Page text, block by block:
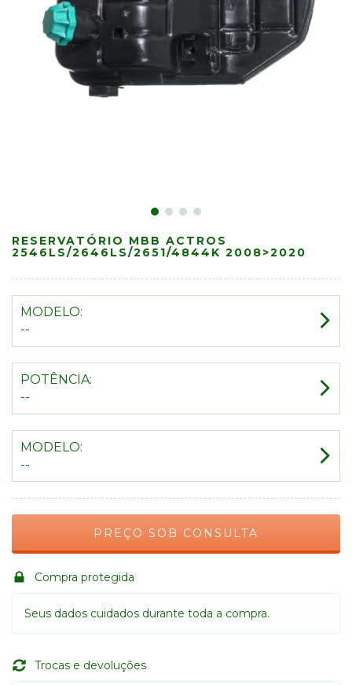
RESERVATÓRIO MBB ACTROS
2546LS/2646LS/2651/4844K 2008>2020
MODELO:
--
POTÊNCIA:
--
MODELO:
--
Compra protegida
Seus dados cuidados durante toda a compra.
Trocas e devoluções